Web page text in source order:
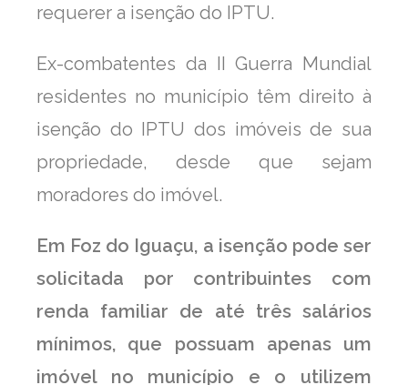
requerer a isenção do IPTU.
Ex-combatentes da II Guerra Mundial
residentes no município têm direito à
isenção do IPTU dos imóveis de sua
propriedade, desde que sejam
moradores do imóvel.
Em Foz do Iguaçu, a isenção pode ser
solicitada por contribuintes com
renda familiar de até três salários
mínimos, que possuam apenas um
imóvel no município e o utilizem